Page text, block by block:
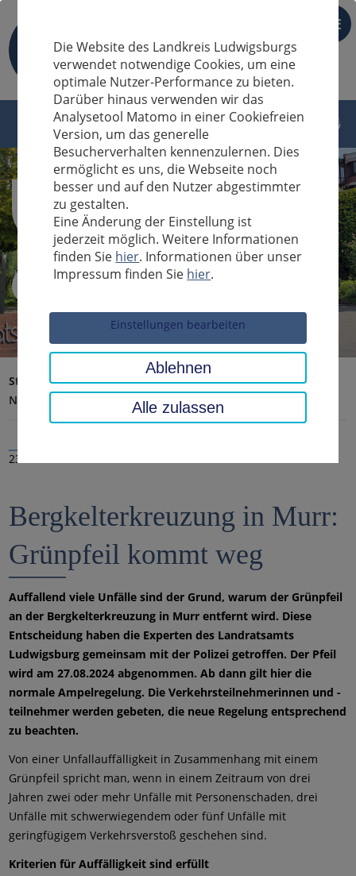
DE
Sucheingabe
Startseite Landratsamt, Landkreis
Aktuelles
Nachrichten
23.08.2024
Bergkelterkreuzung in Murr:
Grünpfeil kommt weg
Auffallend viele Unfälle sind der Grund, warum der Grünpfeil
an der Bergkelterkreuzung in Murr entfernt wird. Diese
Entscheidung haben die Experten des Landratsamts
Ludwigsburg gemeinsam mit der Polizei getroffen. Der Pfeil
wird am 27.08.2024 abgenommen. Ab dann gilt hier die
normale Ampelregelung. Die Verkehrsteilnehmerinnen und -
teilnehmer werden gebeten, die neue Regelung entsprechend
zu beachten.
Von einer Unfallauffälligkeit in Zusammenhang mit einem
Grünpfeil spricht man, wenn in einem Zeitraum von drei
Jahren zwei oder mehr Unfälle mit Personenschaden, drei
Unfälle mit schwerwiegendem oder fünf Unfälle mit
geringfügigem Verkehrsverstoß geschehen sind.
Kriterien für Auffälligkeit sind erfüllt
Die Website des Landkreis Ludwigsburgs
verwendet notwendige Cookies, um eine
optimale Nutzer-Performance zu bieten.
Darüber hinaus verwenden wir das
Analysetool Matomo in einer Cookiefreien
Version, um das generelle
Besucherverhalten kennenzulernen. Dies
ermöglicht es uns, die Webseite noch
besser und auf den Nutzer abgestimmter
zu gestalten.
Eine Änderung der Einstellung ist
jederzeit möglich. Weitere Informationen
finden Sie hier. Informationen über unser
Impressum finden Sie hier.
Einstellungen bearbeiten
Ablehnen
Alle zulassen